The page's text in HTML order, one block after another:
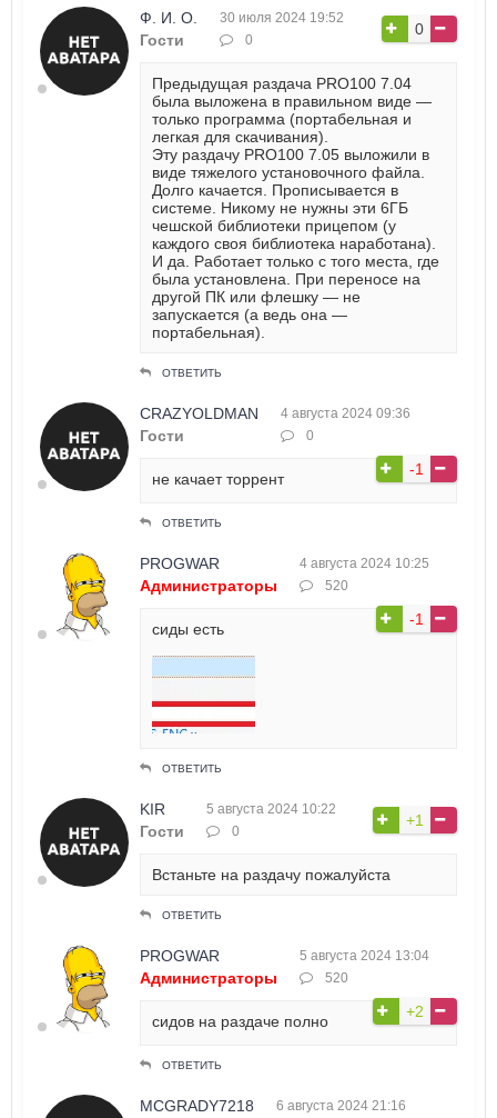
Ф. И. О.
Гости
30 июля 2024 19:52
0
0
Предыдущая раздача PRO100 7.04
была выложена в правильном виде —
только программа (портабельная и
легкая для скачивания).
Эту раздачу PRO100 7.05 выложили в
виде тяжелого установочного файла.
Долго качается. Прописывается в
системе. Никому не нужны эти 6ГБ
чешской библиотеки прицепом (у
каждого своя библиотека наработана).
И да. Работает только с того места, где
была установлена. При переносе на
другой ПК или флешку — не
запускается (а ведь она —
портабельная).
ОТВЕТИТЬ
CRAZYOLDMAN
Гости
4 августа 2024 09:36
0
-1
не качает торрент
ОТВЕТИТЬ
PROGWAR
Администраторы
4 августа 2024 10:25
520
-1
сиды есть
ОТВЕТИТЬ
KIR
Гости
5 августа 2024 10:22
0
+1
Встаньте на раздачу пожалуйста
ОТВЕТИТЬ
PROGWAR
Администраторы
5 августа 2024 13:04
520
+2
сидов на раздаче полно
ОТВЕТИТЬ
MCGRADY7218
6 августа 2024 21:16